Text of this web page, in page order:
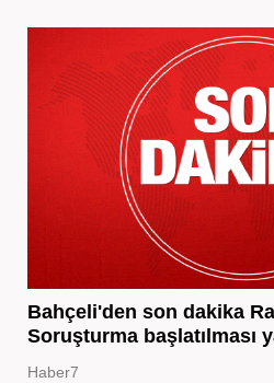
Bahçeli'den son dakika
Soruşturma başlatılması
Haber7